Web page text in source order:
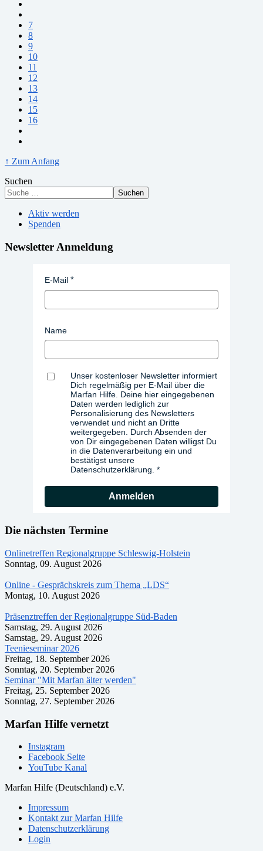
7
8
9
10
11
12
13
14
15
16
↑ Zum Anfang
Suchen
Suchen
Aktiv werden
Spenden
Newsletter Anmeldung
E-Mail
Name
Unser kostenloser Newsletter informiert
Dich regelmäßig per E-Mail über die
Marfan Hilfe. Deine hier eingegebenen
Daten werden lediglich zur
Personalisierung des Newsletters
verwendet und nicht an Dritte
weitergegeben. Durch Absenden der
von Dir eingegebenen Daten willigst Du
in die Datenverarbeitung ein und
bestätigst unsere
Datenschutzerklärung.
Anmelden
Die nächsten Termine
Onlinetreffen Regionalgruppe Schleswig-Holstein
Sonntag, 09. August 2026
Online - Gesprächskreis zum Thema „LDS“
Montag, 10. August 2026
Präsenztreffen der Regionalgruppe Süd-Baden
Samstag, 29. August 2026
Samstag, 29. August 2026
Teenieseminar 2026
Freitag, 18. September 2026
Sonntag, 20. September 2026
Seminar "Mit Marfan älter werden"
Freitag, 25. September 2026
Sonntag, 27. September 2026
Marfan Hilfe vernetzt
Instagram
Facebook Seite
YouTube Kanal
Marfan Hilfe (Deutschland) e.V.
Impressum
Kontakt zur Marfan Hilfe
Datenschutzerklärung
Login